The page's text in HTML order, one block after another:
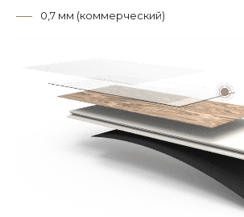
0,7 мм (коммерческий)